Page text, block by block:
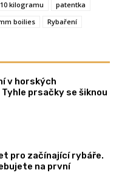
10 kilogramu
patentka
boilies Rybaření
v horských
prsačky se šiknou
pro začínající rybáře.
na první